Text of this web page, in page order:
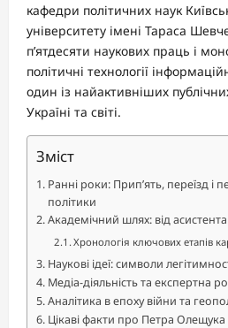
кафедри політичних наук
університету імені Тараса
п’ятдесяти наукових праць і
політичні технології
один із найактивніших
Україні та світі.
Зміст
Ранні роки: Прип’ять, переїзд і
політики
Академічний шлях: від
Хронологія ключових етапів
Наукові ідеї: символи
Медіа-діяльність та експертна
Аналітика в епоху війни та
Цікаві факти про Петра Олещука